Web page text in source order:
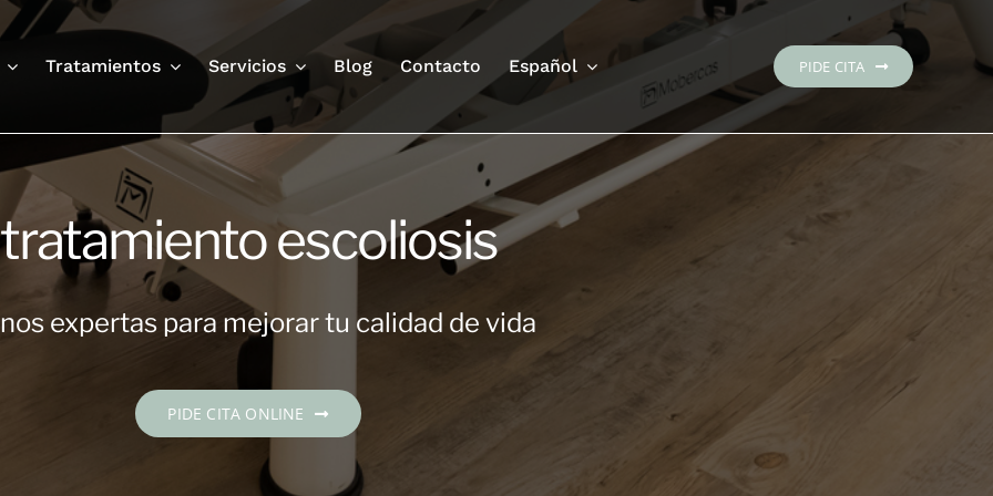
Tratamientos Servicios Blog Contacto Español PIDE CITA
tratamiento escoliosis
expertas para mejorar tu calidad de vida
PIDE CITA ONLINE